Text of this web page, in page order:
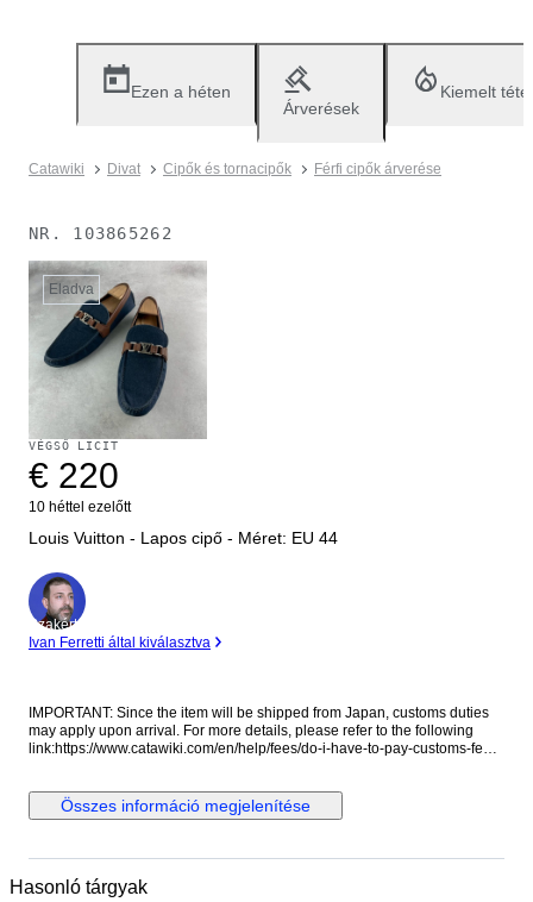
Ezen a héten
Árverések
Kiemelt
Catawiki Divat Cipők és tornacipők Férfi cipők árverése
NR. 103865262
Eladva
VÉGSŐ LICIT
€ 220
10 héttel ezelőtt
Louis Vuitton - Lapos cipő - Méret: EU 44
Szakértő
Ivan Ferretti által kiválasztva
IMPORTANT: Since the item will be shipped from Japan, customs duties
may apply upon arrival. For more details, please refer to the following
link:https://www.catawiki.com/en/help/fees/do-i-have-to-pay-customs-fees
determine if import duties or taxes are applicable. We cannot be held
responsible for any expenses incurred for importing items into the
cancel/withdraw they will bear risk, cost of all shipping and return import
Expedited shipping & insured worldwide, (DHL ）
Összes információ megjelenítése
Hasonló tárgyak